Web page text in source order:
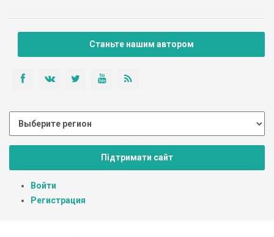
Станьте нашим автором
Підтримати сайт
Войти
Регистрация